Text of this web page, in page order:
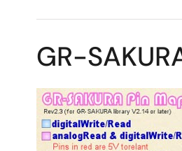
GR-